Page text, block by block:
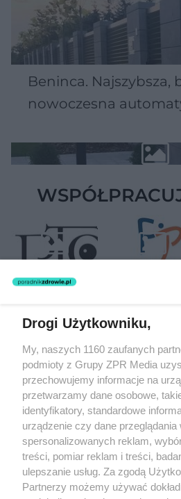
Beninca. Najszybsza,
nowoczesna
Żaden utwór zamieszczony w serwisie
rozpowszechniany lub dalej
(w tym także elektroniczny lub
eksploatacji w jakiejkolwiek formie,
Internecie bez pisemnej zgody
lub wykorzystanie utworów w całości
prawa, tzn. bez właściwej zgody, jest
może być ścigane prawnie.
Drogi Użytkowniku,
My, naszych 1160 zaufanych
podmioty z Grupy ZPR Media
przechowujemy informacje na
przetwarzamy dane osobowe,
identyfikatory, standardowe
urządzenie czy dane przeglądania
spersonalizowanych reklam,
treści, pomiar reklam i treści,
ulepszanie usług. Za zgodą
Partnerzy możemy używać